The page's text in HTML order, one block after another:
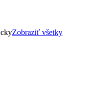
Zobraziť všetky